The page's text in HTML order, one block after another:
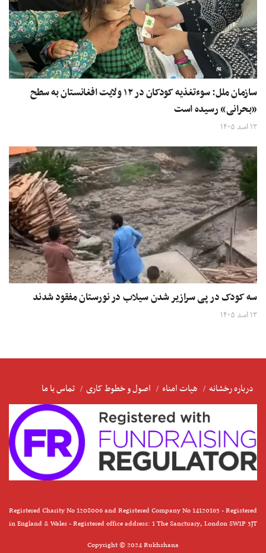
سازمان ملل: سوءتغذیه کودکان در ۱۲ ولایت‌ افغانستان به سطح
«بحرانی» رسیده است
۱۳ اسد ۱۴۰۵
سه کودک در پی سرازیر شدن سیلاب در نورستان مفقود شدند
۱۳ اسد ۱۴۰۵
درباره رخشانه هیات امناء اصول و خطوط کاری تماس با ما
Registered Charity No 1208006 and Registered Company No 14120163 - Registered
in England & Wales - Registered office address: 1 The Sanctuary, London SW1P 3JT
Copyright © 2024 Rukhshana